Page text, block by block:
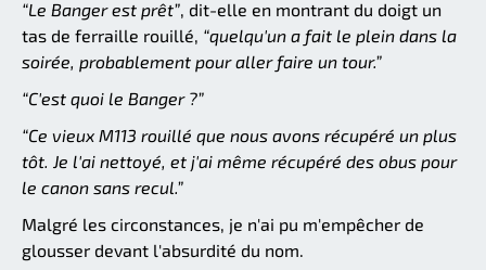
“Le Banger est prêt” , dit-elle en montrant du doigt un
tas de ferraille rouillé, “quelqu'un a fait le plein dans la
soirée, probablement pour aller faire un tour.”
“C'est quoi le Banger ?”
“Ce vieux M113 rouillé que nous avons récupéré un plus
tôt. Je l'ai nettoyé, et j'ai même récupéré des obus pour
le canon sans recul.”
Malgré les circonstances, je n'ai pu m'empêcher de
glousser devant l'absurdité du nom.